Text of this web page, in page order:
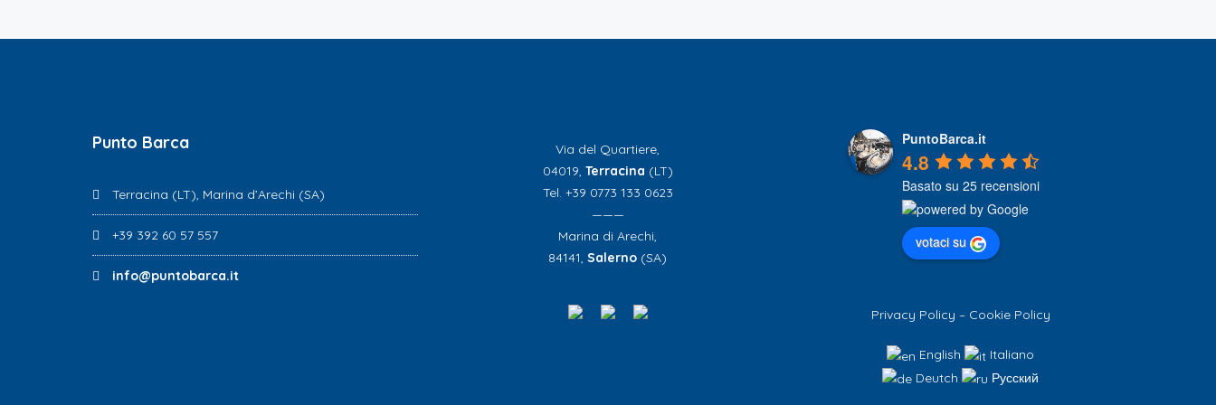
Punto Barca
Terracina (LT), Marina d’Arechi (SA)
+39 392 60 57 557
info@puntobarca.it
Via del Quartiere,
04019, Terracina (LT)
Tel. +39 0773 133 0623
———
Marina di Arechi,
84141,Salerno (SA)
PuntoBarca.it
4.8
Basato su 25 recensioni
votaci su
Privacy Policy – Cookie Policy
English
Italiano
Deutch
Русский